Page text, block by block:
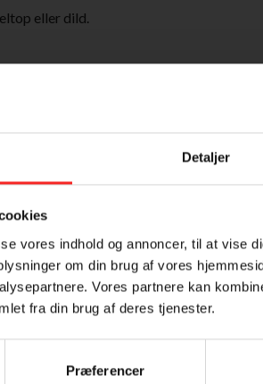
Detaljer
vores indhold og annoncer, til at vise
om din brug af vores
Vores partnere kan
fra din brug af deres tjenester.
Præferencer
eller dild.
peber.
kokos-blandingen.
rapsolie, 3-5 minutter på hver side.
Samtykke